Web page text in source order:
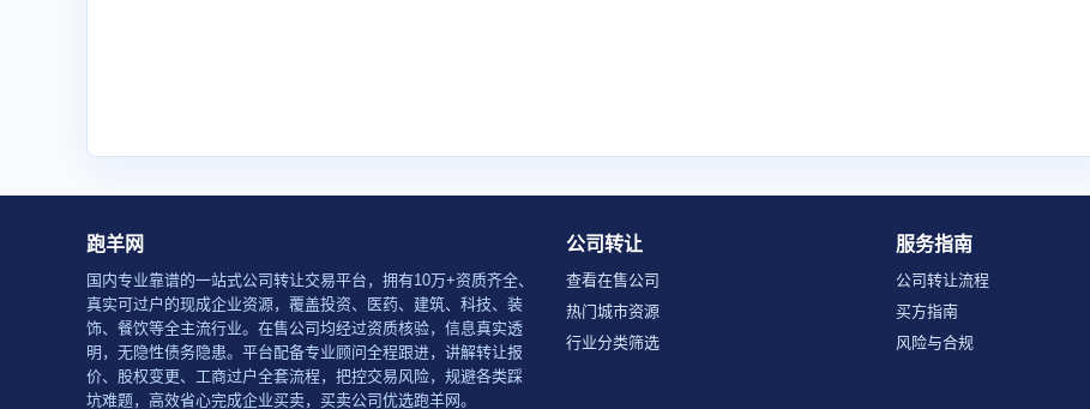
跑羊网
国内专业靠谱的一站式公司转让交易平台，拥有10万+资质齐全、
真实可过户的现成企业资源，覆盖投资、医药、建筑、科技、装
饰、餐饮等全主流行业。在售公司均经过资质核验，信息真实透
明，无隐性债务隐患。平台配备专业顾问全程跟进，讲解转让报
价、股权变更、工商过户全套流程，把控交易风险，规避各类踩
坑难题，高效省心完成企业买卖，买卖公司优选跑羊网。
公司转让
查看在售公司
热门城市资源
行业分类筛选
服务指南
公司转让流程
买方指南
风险与合规